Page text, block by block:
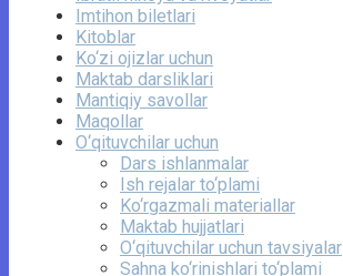
Imtihon biletlari
Kitoblar
Ko‘zi ojizlar uchun
Maktab darsliklari
Mantiqiy savollar
Maqollar
O‘qituvchilar uchun
Dars ishlanmalar
Ish rejalar to‘plami
Ko‘rgazmali materiallar
Maktab hujjatlari
O‘qituvchilar uchun tavsiyalar
Sahna ko‘rinishlari to‘plami